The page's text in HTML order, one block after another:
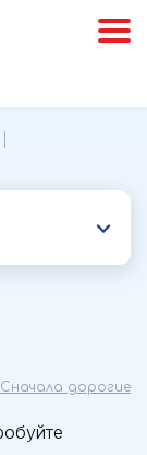
Сначала дорогие